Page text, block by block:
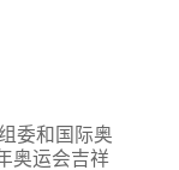
委和国际奥
奥运会吉祥